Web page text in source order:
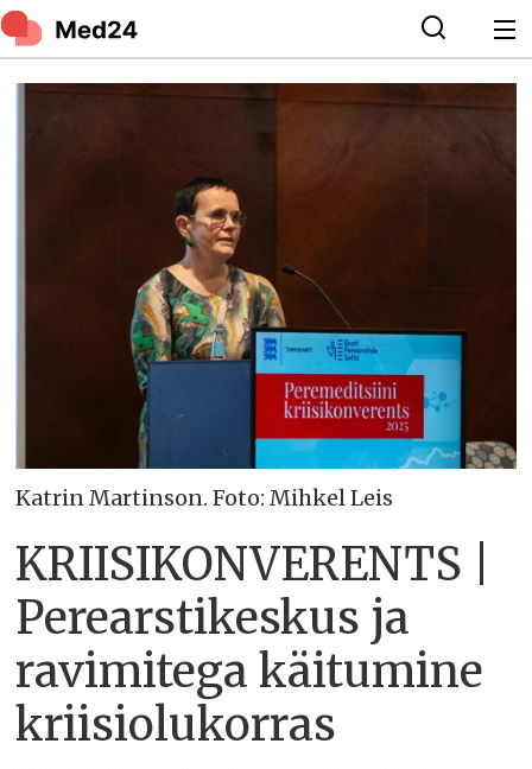
Katrin Martinson. Foto: Mihkel Leis
KRIISIKONVERENTS |
Perearstikeskus ja
ravimitega käitumine
kriisiolukorras